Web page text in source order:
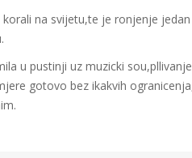
na svijetu,te je ronjenje
u pustinji uz muzicki
gotovo bez ikakvih